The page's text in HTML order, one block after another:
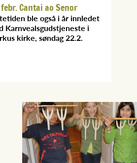
Cantai ao Senor
ble også i år innledet
Karnvealsgudstjeneste i
kirke, søndag 22.2.